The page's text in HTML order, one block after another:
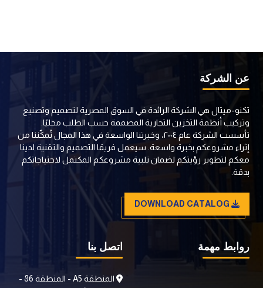
عن الشركة
تكنو-ميتال هي الشركة الرائدة في السوق المصرية لتصميم وتصنيع
وتركيب أنظمة التخزين التجارية المصممة حسب الطلب محليًا.
تأسست الشركة عام ٢٠٠٤، وخبرتنا الواسعة في هذا المجال تُمكّننا من
إثراء مشروعكم بخبرة واسعة. سيعمل فريقا التصميم والتقنية لدينا
معكم لتطوير رؤيتكم لضمان تلبية مشروعكم المكتمل لاحتياجاتكم
بدقة.
روابط مهمة اتصل بنا
المنطقة A5 - المنطقة 86 -